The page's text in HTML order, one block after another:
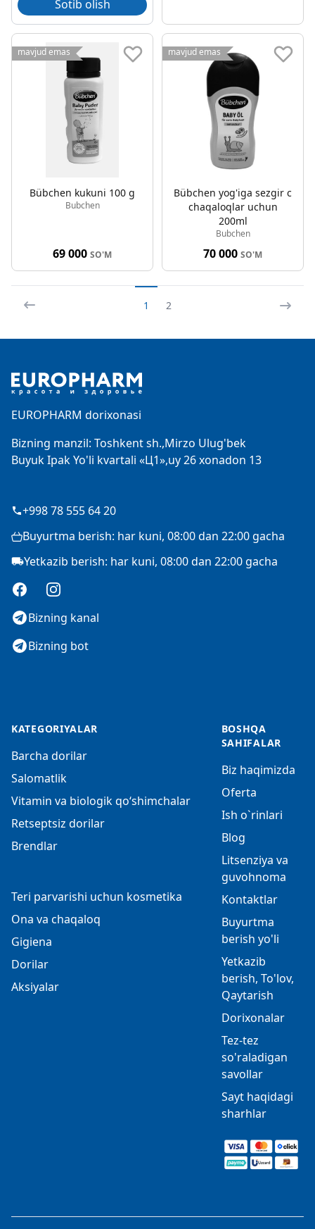
Sotib olish
mavjud emas
Bübchen kukuni 100 g
Bubchen
69 000 SO'M
mavjud emas
Bübchen yog'iga sezgir c
chaqaloqlar uchun
200ml
Bubchen
70 000 SO'M
1 2
EUROPHARM dorixonasi
Bizning manzil: Toshkent sh.,Mirzo Ulug'bek
Buyuk Ipak Yo'li kvartali «Ц1»,uy 26 xonadon 13
+998 78 555 64 20
Buyurtma berish: har kuni, 08:00 dan 22:00 gacha
Yetkazib berish: har kuni, 08:00 dan 22:00 gacha
FacebookInstagram
Bizning kanal
Bizning bot
KATEGORIYALAR
Barcha dorilar
Salomatlik
Vitamin va biologik qo‘shimchalar
Retseptsiz dorilar
Brendlar
Teri parvarishi uchun kosmetika
Ona va chaqaloq
Gigiena
Dorilar
Aksiyalar
BOSHQA
SAHIFALAR
Biz haqimizda
Oferta
Ish o`rinlari
Blog
Litsenziya va
guvohnoma
Kontaktlar
Buyurtma
berish yo'li
Yetkazib
berish, To'lov,
Qaytarish
Dorixonalar
Tez-tez
so'raladigan
savollar
Sayt haqidagi
sharhlar